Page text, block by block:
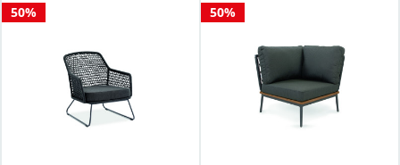
50% 50%